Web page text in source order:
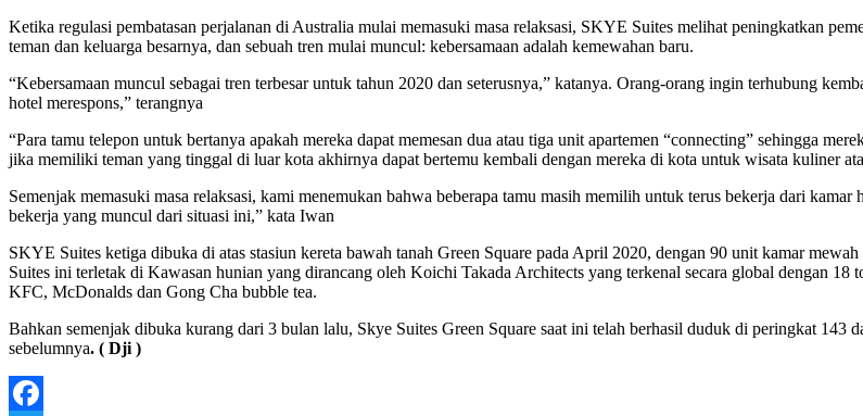
Ketika regulasi pembatasan perjalanan di Australia mulai memasuki masa relaksasi, SKYE Suites melihat peningkatkan
teman dan keluarga besarnya, dan sebuah tren mulai muncul: kebersamaan adalah kemewahan baru.
“Kebersamaan muncul sebagai tren terbesar untuk tahun 2020 dan seterusnya,” katanya. Orang-orang ingin terhubung
hotel merespons,” terangnya
“Para tamu telepon untuk bertanya apakah mereka dapat memesan dua atau tiga unit apartemen “connecting” sehingga
jika memiliki teman yang tinggal di luar kota akhirnya dapat bertemu kembali dengan mereka di kota untuk wisata kuliner
Semenjak memasuki masa relaksasi, kami menemukan bahwa beberapa tamu masih memilih untuk terus bekerja dari
bekerja yang muncul dari situasi ini,” kata Iwan
SKYE Suites ketiga dibuka di atas stasiun kereta bawah tanah Green Square pada April 2020, dengan 90 unit kamar
Suites ini terletak di Kawasan hunian yang dirancang oleh Koichi Takada Architects yang terkenal secara global dengan
KFC, McDonalds dan Gong Cha bubble tea.
Bahkan semenjak dibuka kurang dari 3 bulan lalu, Skye Suites Green Square saat ini telah berhasil duduk di peringkat 143
sebelumnya. ( Dji )